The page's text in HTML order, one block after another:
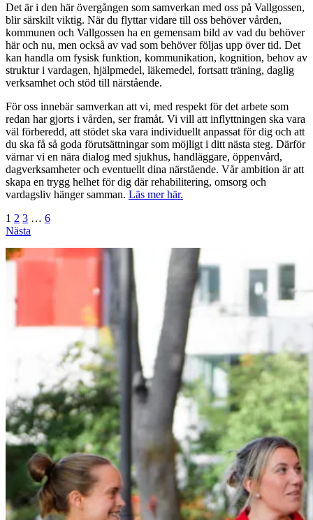
Det är i den här övergången som samverkan med oss på Vallgossen,
blir särskilt viktig. När du flyttar vidare till oss behöver vården,
kommunen och Vallgossen ha en gemensam bild av vad du behöver
här och nu, men också av vad som behöver följas upp över tid. Det
kan handla om fysisk funktion, kommunikation, kognition, behov av
struktur i vardagen, hjälpmedel, läkemedel, fortsatt träning, daglig
verksamhet och stöd till närstående.
För oss innebär samverkan att vi, med respekt för det arbete som
redan har gjorts i vården, ser framåt. Vi vill att inflyttningen ska vara
väl förberedd, att stödet ska vara individuellt anpassat för dig och att
du ska få så goda förutsättningar som möjligt i ditt nästa steg. Därför
värnar vi en nära dialog med sjukhus, handläggare, öppenvård,
dagverksamheter och eventuellt dina närstående. Vår ambition är att
skapa en trygg helhet för dig där rehabilitering, omsorg och
vardagsliv hänger samman. Läs mer här.
1 2 3 … 6
Nästa